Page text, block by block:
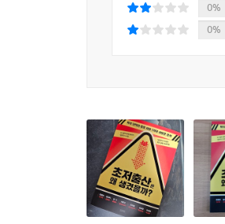
경제적 요인에 가려져 있
“행복과 같은 긍정적 정
인간은 감정의 동물이다
비합리적 감정이다. 긴
판단에 더 유리했기 때
0%
0%